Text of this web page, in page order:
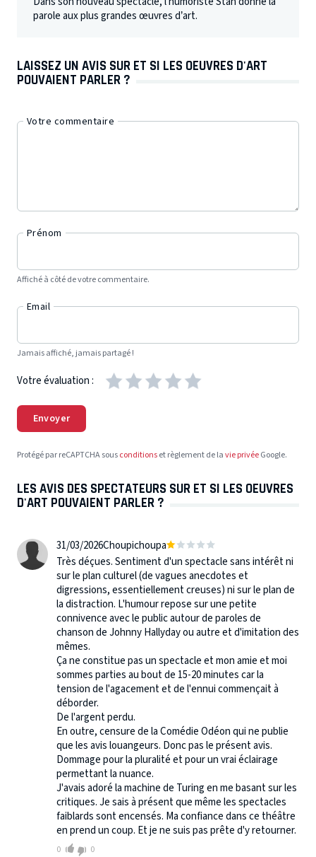
parole aux plus grandes œuvres d’art.
LAISSEZ UN AVIS SUR ET SI LES OEUVRES D'ART
POUVAIENT PARLER ?
Votre commentaire
Prénom
Affiché à côté de votre commentaire.
Email
Jamais affiché, jamais partagé !
Votre évaluation :
Envoyer
Protégé par reCAPTCHA sousconditionset règlement de lavie privéeGoogle.
LES AVIS DES SPECTATEURS SUR ET SI LES OEUVRES
D'ART POUVAIENT PARLER ?
31/03/2026Choupichoupa
Très déçues. Sentiment d'un spectacle sans intérêt ni
sur le plan culturel (de vagues anecdotes et
digressions, essentiellement creuses) ni sur le plan de
la distraction. L'humour repose sur une petite
connivence avec le public autour de paroles de
chanson de Johnny Hallyday ou autre et d'imitation des
mêmes.
Ça ne constitue pas un spectacle et mon amie et moi
sommes parties au bout de 15-20 minutes car la
tension de l'agacement et de l'ennui commençait à
déborder.
De l'argent perdu.
En outre, censure de la Comédie Odéon qui ne publie
que les avis louangeurs. Donc pas le présent avis.
Dommage pour la pluralité et pour un vrai éclairage
permettant la nuance.
J'avais adoré la machine de Turing en me basant sur les
critiques. Je sais à présent que même les spectacles
faiblards sont encensés. Ma confiance dans ce théâtre
en prend un coup. Et je ne suis pas prête d'y retourner.
0 0